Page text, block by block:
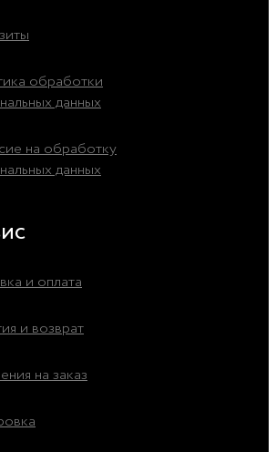
обработки
данных
на обработку
данных
и оплата
и возврат
на заказ